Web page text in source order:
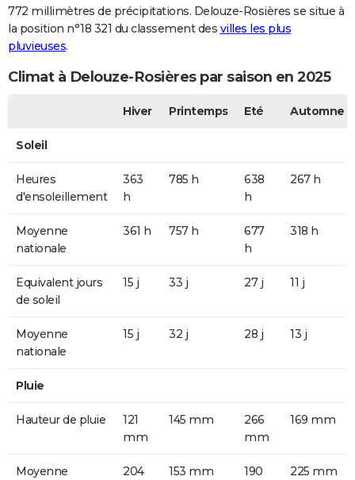
772 millimètres de précipitations. Delouze-Rosières se situe à
la position n°18 321 du classement des villes les plus
pluvieuses.
Climat à Delouze-Rosières par saison en 2025
Hiver Printemps Eté Automne
Soleil
Heures
d'ensoleillement
363
h
785 h
638
h
267 h
Moyenne
nationale
361 h 757 h
677
h
318 h
Equivalent jours
de soleil
15 j 33 j 27 j 11 j
Moyenne
nationale
15 j 32 j 28 j 13 j
Pluie
Hauteur de pluie
121
mm
145 mm
266
mm
169 mm
Moyenne
204
153 mm
190
225 mm